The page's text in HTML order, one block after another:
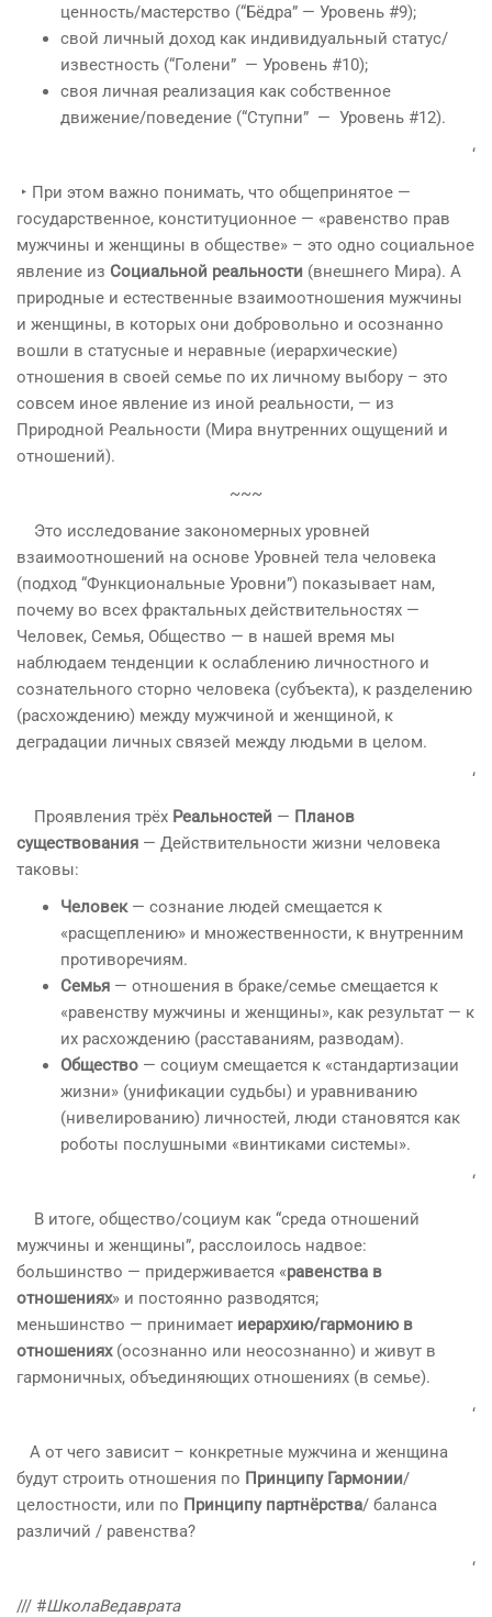
ценность/мастерство (“Бёдра” — Уровень #9);
свой личный доход как индивидуальный статус/
известность (“Голени” — Уровень #10);
своя личная реализация как собственное
движение/поведение (“Ступни” — Уровень #12).
‘
‣ При этом важно понимать, что общепринятое —
государственное, конституционное — «равенство прав
мужчины и женщины в обществе» – это одно социальное
явление из Социальной реальности (внешнего Мира). А
природные и естественные взаимоотношения мужчины
и женщины, в которых они добровольно и осознанно
вошли в статусные и неравные (иерархические)
отношения в своей семье по их личному выбору – это
совсем иное явление из иной реальности, — из
Природной Реальности (Мира внутренних ощущений и
отношений).
~~~
Это исследование закономерных уровней
взаимоотношений на основе Уровней тела человека
(подход “Функциональные Уровни”) показывает нам,
почему во всех фрактальных действительностях —
Человек, Семья, Общество — в нашей время мы
наблюдаем тенденции к ослаблению личностного и
сознательного сторно человека (субъекта), к разделению
(расхождению) между мужчиной и женщиной, к
деградации личных связей между людьми в целом.
‘
Проявления трёх Реальностей — Планов
существования — Действительности жизни человека
таковы:
Человек— сознание людей смещается к
«расщеплению» и множественности, к внутренним
противоречиям.
Семья — отношения в браке/семье смещается к
«равенству мужчины и женщины», как результат — к
их расхождению (расставаниям, разводам).
Общество — социум смещается к «стандартизации
жизни» (унификации судьбы) и уравниванию
(нивелированию) личностей, люди становятся как
роботы послушными «винтиками системы».
‘
В итоге, общество/социум как “среда отношений
мужчины и женщины”, расслоилось надвое:
большинство — придерживается «равенства в
отношениях» и постоянно разводятся;
меньшинство — принимает иерархию/гармонию в
отношениях(осознанно или неосознанно) и живут в
гармоничных, объединяющих отношениях (в семье).
‘
А от чего зависит – конкретные мужчина и женщина
будут строить отношения по Принципу Гармонии/
целостности, или по Принципу партнёрства/ баланса
различий / равенства?
‘
/// #ШколаВедаврата